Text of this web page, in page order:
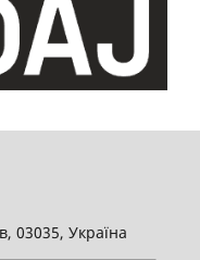
03035, Україна